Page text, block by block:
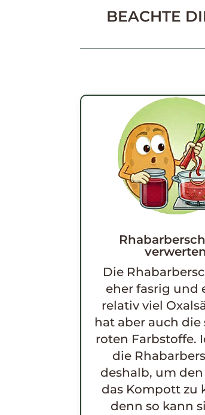
BEACHTE
Die
eher fasrig und
relativ viel
hat aber auch die
roten Farbstoffe.
die
deshalb, um
das Kompott zu
denn so kann